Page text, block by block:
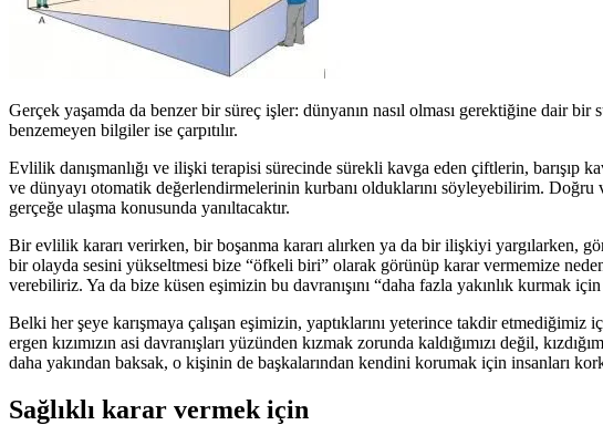
Gerçek yaşamda da benzer bir süreç işler: dünyanın nasıl olması gerektiğine dair bir
benzemeyen bilgiler ise çarpıtılır.
Evlilik danışmanlığı ve ilişki terapisi sürecinde sürekli kavga eden çiftlerin, barışıp
ve dünyayı otomatik değerlendirmelerinin kurbanı olduklarını söyleyebilirim.
gerçeğe ulaşma konusunda yanıltacaktır.
Bir evlilik kararı verirken, bir boşanma kararı alırken ya da bir ilişkiyi yargılarken,
bir olayda sesini yükseltmesi bize “öfkeli biri” olarak görünüp karar vermemize
verebiliriz. Ya da bize küsen eşimizin bu davranışını “daha fazla yakınlık kurmak
Belki her şeye karışmaya çalışan eşimizin, yaptıklarını yeterince takdir
ergen kızımızın asi davranışları yüzünden kızmak zorunda kaldığımızı değil,
daha yakından baksak, o kişinin de başkalarından kendini korumak için insanları
Sağlıklı karar vermek için